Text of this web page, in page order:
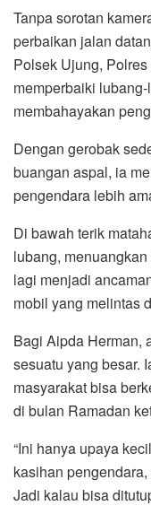
Tanpa sorotan
perbaikan jalan
Polsek Ujung,
memperbaiki
membahayakan
Dengan gerobak
buangan aspal, ia
pengendara lebih
Di bawah terik
lubang,
lagi menjadi
mobil yang melintas
Bagi Aipda Herman,
sesuatu yang besar.
masyarakat bisa
di bulan Ramadan
“Ini hanya upaya
kasihan
Jadi kalau bisa